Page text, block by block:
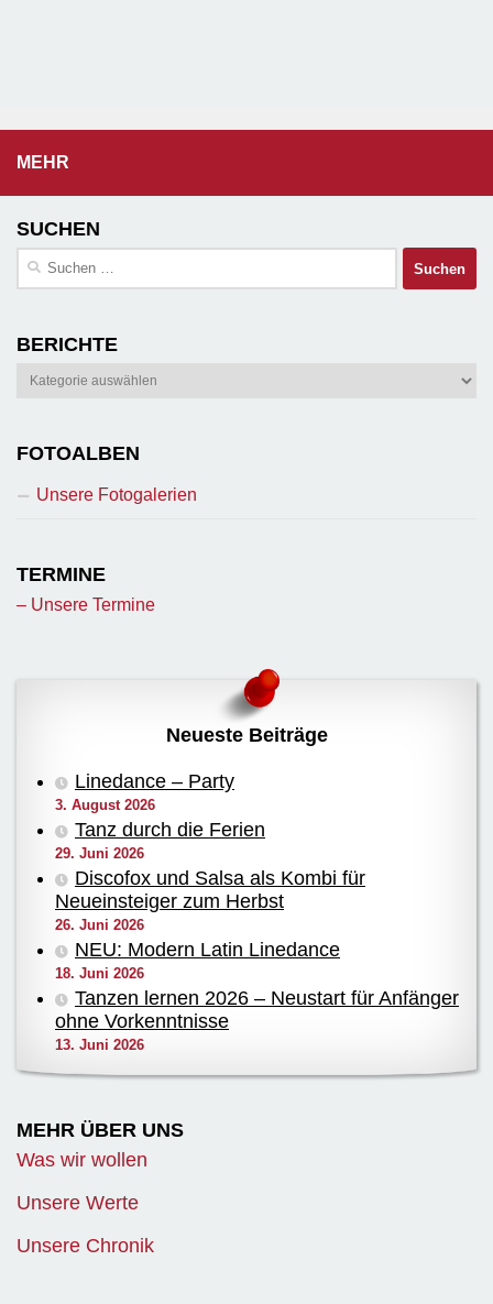
MEHR
SUCHEN
Suchen
BERICHTE
Berichte
FOTOALBEN
Unsere Fotogalerien
TERMINE
– Unsere Termine
Neueste Beiträge
Linedance – Party
3. August 2026
Tanz durch die Ferien
29. Juni 2026
Discofox und Salsa als Kombi für
Neueinsteiger zum Herbst
26. Juni 2026
NEU: Modern Latin Linedance
18. Juni 2026
Tanzen lernen 2026 – Neustart für Anfänger
ohne Vorkenntnisse
13. Juni 2026
MEHR ÜBER UNS
Was wir wollen
Unsere Werte
Unsere Chronik